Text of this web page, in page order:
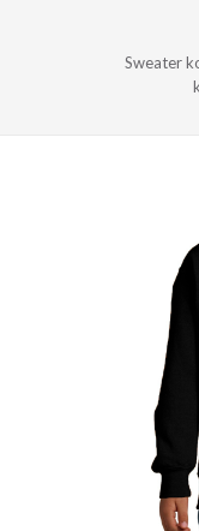
Sweater